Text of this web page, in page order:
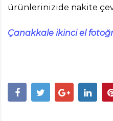
ürünlerinizide nakite
Çanakkale ikinci el